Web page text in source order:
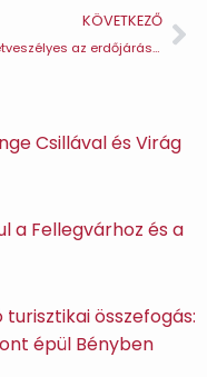
KÖVETKEZŐ
Balesetveszélyes az erdőjárás a Pilisi Parkerdőben
Csillával és Virág
a Fellegvárhoz és a
összefogás:
épül Bényben